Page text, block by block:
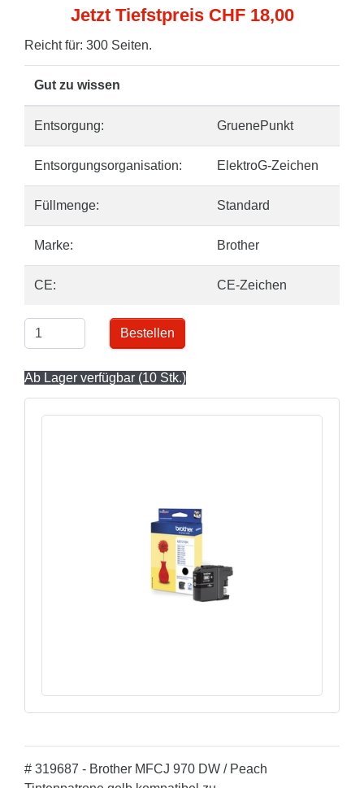
Jetzt Tiefstpreis CHF 18,00
Reicht für: 300 Seiten.
Gut zu wissen
Entsorgung: GruenePunkt
Entsorgungsorganisation: ElektroG-Zeichen
Füllmenge: Standard
Marke: Brother
CE: CE-Zeichen
Bestellen
Ab Lager verfügbar (10 Stk.)
# 319687 - Brother MFCJ 970 DW / Peach